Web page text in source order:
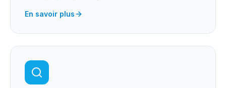
En savoir plus